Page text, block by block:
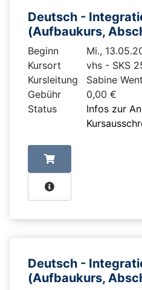
Deutsch -
(Aufbaukurs,
Beginn
Mi.,
Kursort
vhs - SKS
Kursleitung
Sabine
Gebühr
0,00 €
Status
Infos zur
Deutsch -
(Aufbaukurs,